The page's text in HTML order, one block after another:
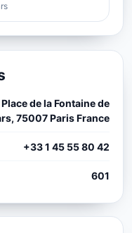
de la Fontaine de
75007 Paris France
+33 1 45 55 80 42
601